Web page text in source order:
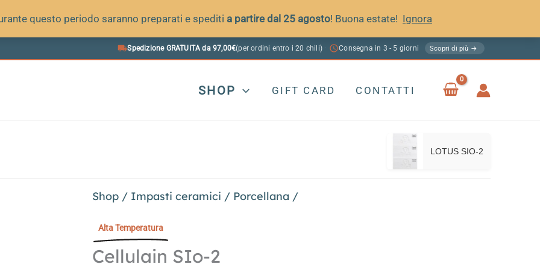
questo periodo saranno preparati e spediti a partire dal 25 agosto! Buona estate! Ignora
Spedizione GRATUITA da 97,00€(per ordini entro i 20 chili) · Consegna in 3 - 5 giorni Scopri di più →
SHOP GIFT CARD CONTATTI
LOTUS SIO-2
Shop / Impasti ceramici / Porcellana /
Alta Temperatura
Cellulain SIo-2